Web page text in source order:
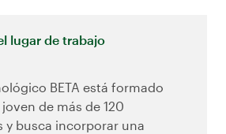
lugar de trabajo
BETA está formado
de más de 120
y busca incorporar una